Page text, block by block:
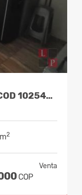
VENTA APARTAMENTO VILLAMARIA, COD 10254065
2
Venta
COP